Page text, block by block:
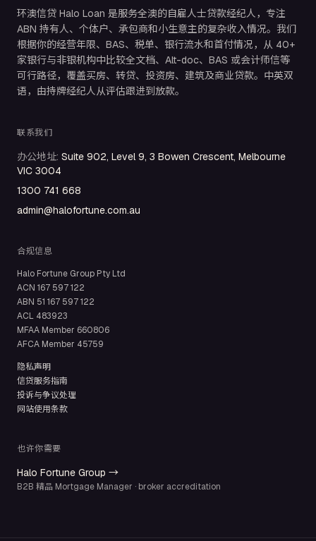
环澳信贷 Halo Loan 是服务全澳的自雇人士贷款经纪人，专注
ABN 持有人、个体户、承包商和小生意主的复杂收入情况。我们
根据你的经营年限、BAS、税单、银行流水和首付情况，从 40+
家银行与非银机构中比较全文档、Alt-doc、BAS 或会计师信等
可行路径，覆盖买房、转贷、投资房、建筑及商业贷款。中英双
语，由持牌经纪人从评估跟进到放款。
联系我们
办公地址: Suite 902, Level 9, 3 Bowen Crescent, Melbourne
VIC 3004
1300 741 668
admin@halofortune.com.au
合规信息
Halo Fortune Group Pty Ltd
ACN 167 597 122
ABN 51 167 597 122
ACL 483923
MFAA Member 660806
AFCA Member 45759
隐私声明
信贷服务指南
投诉与争议处理
网站使用条款
也许你需要
Halo Fortune Group →
B2B 精品 Mortgage Manager · broker accreditation